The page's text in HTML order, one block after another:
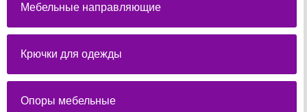
Мебельные направляющие
Крючки для одежды
Опоры мебельные